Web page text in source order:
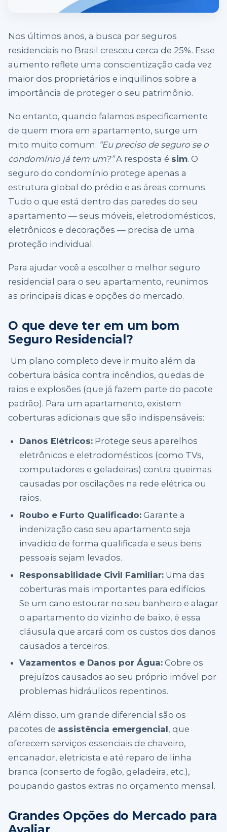
Nos últimos anos, a busca por seguros
residenciais no Brasil cresceu cerca de 25%. Esse
aumento reflete uma conscientização cada vez
maior dos proprietários e inquilinos sobre a
importância de proteger o seu patrimônio.
No entanto, quando falamos especificamente
de quem mora em apartamento, surge um
mito muito comum: “Eu preciso de seguro se o
condomínio já tem um?”A resposta é sim. O
seguro do condomínio protege apenas a
estrutura global do prédio e as áreas comuns.
Tudo o que está dentro das paredes do seu
apartamento — seus móveis, eletrodomésticos,
eletrônicos e decorações — precisa de uma
proteção individual.
Para ajudar você a escolher o melhor seguro
residencial para o seu apartamento, reunimos
as principais dicas e opções do mercado.
O que deve ter em um bom
Seguro Residencial?
Um plano completo deve ir muito além da
cobertura básica contra incêndios, quedas de
raios e explosões (que já fazem parte do pacote
padrão). Para um apartamento, existem
coberturas adicionais que são indispensáveis:
Danos Elétricos: Protege seus aparelhos
eletrônicos e eletrodomésticos (como TVs,
computadores e geladeiras) contra queimas
causadas por oscilações na rede elétrica ou
raios.
Roubo e Furto Qualificado: Garante a
indenização caso seu apartamento seja
invadido de forma qualificada e seus bens
pessoais sejam levados.
Responsabilidade Civil Familiar: Uma das
coberturas mais importantes para edifícios.
Se um cano estourar no seu banheiro e alagar
o apartamento do vizinho de baixo, é essa
cláusula que arcará com os custos dos danos
causados a terceiros.
Vazamentos e Danos por Água: Cobre os
prejuízos causados ao seu próprio imóvel por
problemas hidráulicos repentinos.
Além disso, um grande diferencial são os
pacotes de assistência emergencial, que
oferecem serviços essenciais de chaveiro,
encanador, eletricista e até reparo de linha
branca (conserto de fogão, geladeira, etc.),
poupando gastos extras no orçamento mensal.
Grandes Opções do Mercado para